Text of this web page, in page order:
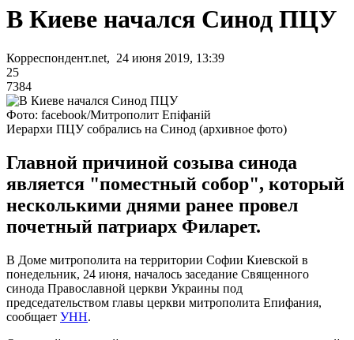
В Киеве начался Синод ПЦУ
Корреспондент.net, 24 июня 2019, 13:39
25
7384
Фото: facebook/Митрополит Епіфаній
Иерархи ПЦУ собрались на Синод (архивное фото)
Главной причиной созыва синода
является "поместный собор", который
несколькими днями ранее провел
почетный патриарх Филарет.
В Доме митрополита на территории Софии Киевской в
понедельник, 24 июня, началось заседание Священного
синода Православной церкви Украины под
председательством главы церкви митрополита Епифания,
сообщает УНН.